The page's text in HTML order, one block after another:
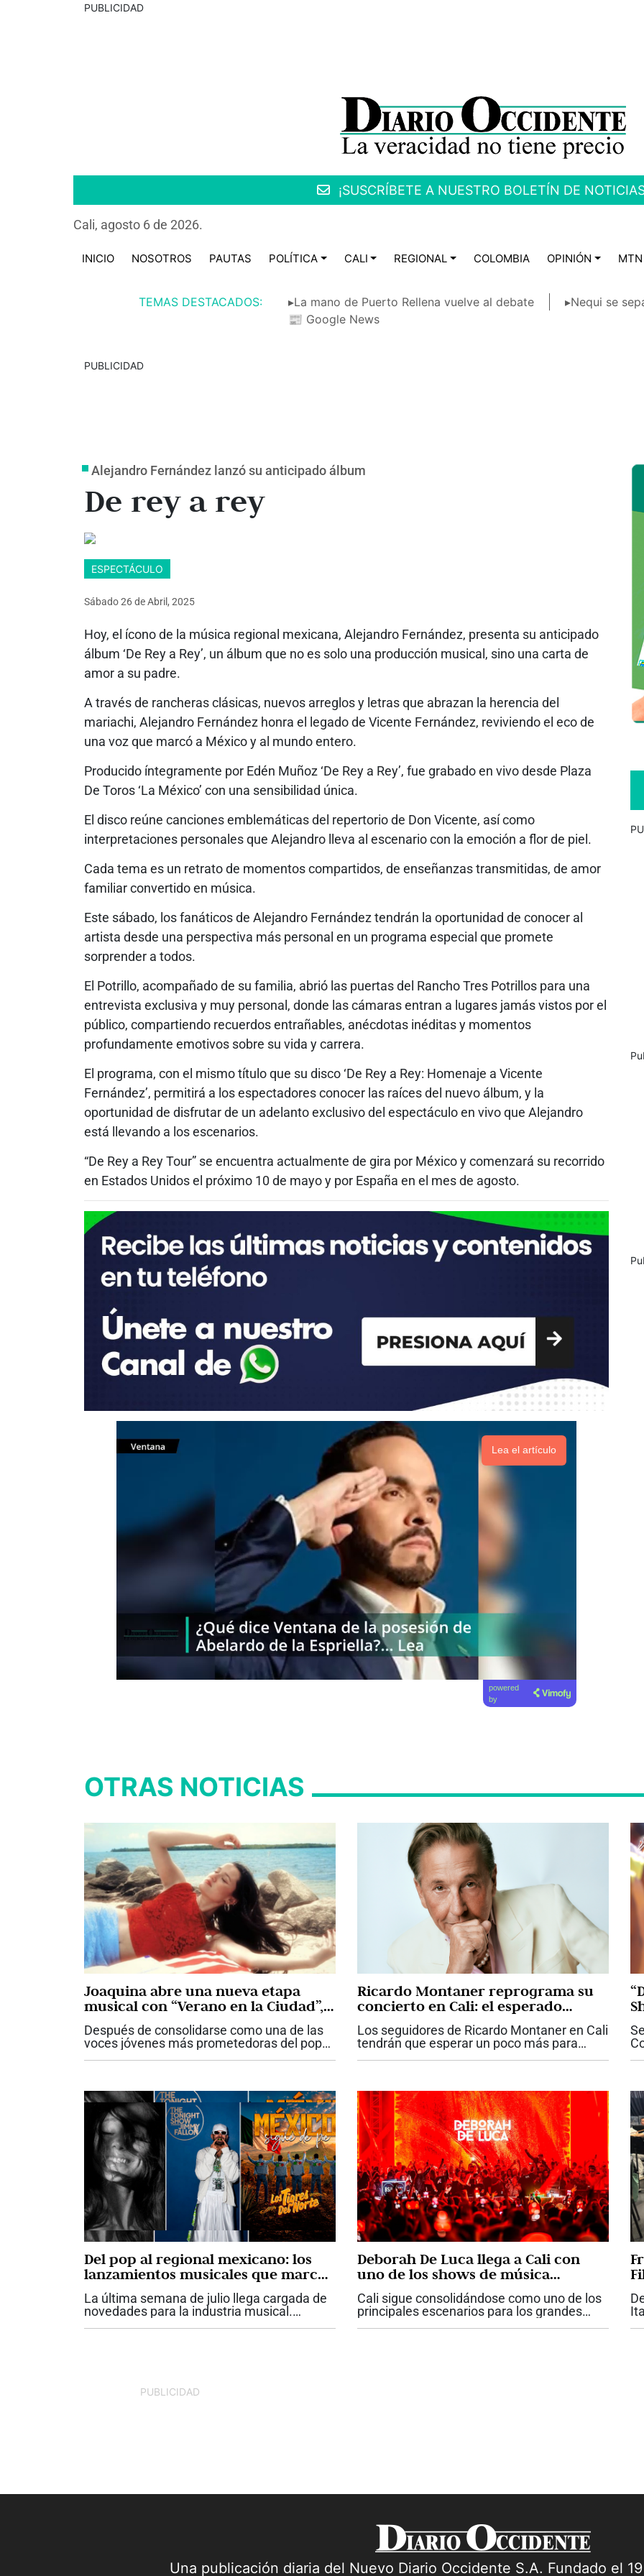
PUBLICIDAD
¡SUSCRÍBETE A NUESTRO BOLETÍN DE
Cali, agosto 6 de 2026.
INICIO NOSOTROS PAUTAS POLÍTICA CALI REGIONAL COLOMBIA OPINIÓN MTN
TEMAS DESTACADOS: ▸La mano de Puerto Rellena vuelve al debate
▸Nequi se
📰 Google News
PUBLICIDAD
Alejandro Fernández lanzó su anticipado álbum
De rey a rey
ESPECTÁCULO
Sábado 26deAbril, 2025
Hoy, el ícono de la música regional mexicana, Alejandro Fernández, presenta su anticipado
álbum ‘De Rey a Rey’, un álbum que no es solo una producción musical, sino una carta de
amor a su padre.
A través de rancheras clásicas, nuevos arreglos y letras que abrazan la herencia del
mariachi, Alejandro Fernández honra el legado de Vicente Fernández, reviviendo el eco de
una voz que marcó a México y al mundo entero.
Producido íntegramente por Edén Muñoz ‘De Rey a Rey’, fue grabado en vivo desde Plaza
De Toros ‘La México’ con una sensibilidad única.
El disco reúne canciones emblemáticas del repertorio de Don Vicente, así como
interpretaciones personales que Alejandro lleva al escenario con la emoción a flor de piel.
Cada tema es un retrato de momentos compartidos, de enseñanzas transmitidas, de amor
familiar convertido en música.
Este sábado, los fanáticos de Alejandro Fernández tendrán la oportunidad de conocer al
artista desde una perspectiva más personal en un programa especial que promete
sorprender a todos.
El Potrillo, acompañado de su familia, abrió las puertas del Rancho Tres Potrillos para una
entrevista exclusiva y muy personal, donde las cámaras entran a lugares jamás vistos por el
público, compartiendo recuerdos entrañables, anécdotas inéditas y momentos
profundamente emotivos sobre su vida y carrera.
El programa, con el mismo título que su disco ‘De Rey a Rey: Homenaje a Vicente
Fernández’, permitirá a los espectadores conocer las raíces del nuevo álbum, y la
oportunidad de disfrutar de un adelanto exclusivo del espectáculo en vivo que Alejandro
está llevando a los escenarios.
“De Rey a Rey Tour” se encuentra actualmente de gira por México y comenzará su recorrido
en Estados Unidos el próximo 10 de mayo y por España en el mes de agosto.
Lea el artículo
powered
by
OTRAS NOTICIAS
Joaquina abre una nueva etapa
musical con “Verano en la Ciudad”,
un himno a la nostalgia y al hogar
Después de consolidarse como una de las
voces jóvenes más prometedoras del pop
Ricardo Montaner reprograma su
concierto en Cali: el esperado
reencuentro con el público será el
28 de octubre
Los seguidores de Ricardo Montaner en Cali
tendrán que esperar un poco más para
Del pop al regional mexicano: los
lanzamientos musicales que marcan
la semana
La última semana de julio llega cargada de
novedades para la industria musical.
Deborah De Luca llega a Cali con
uno de los shows de música
electrónica más esperados del año
Cali sigue consolidándose como uno de los
principales escenarios para los grandes
PUBLICIDAD
Una publicación diaria del Nuevo Diario Occidente S.A. Fundado el